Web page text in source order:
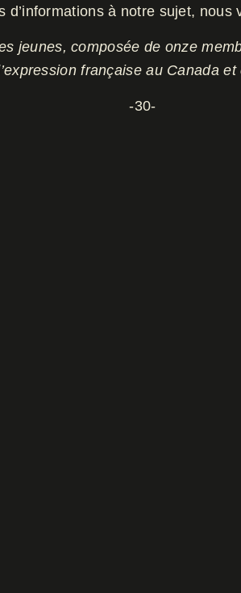
à notre sujet, nous
jeunes, composée de onze
française au Canada
-30-